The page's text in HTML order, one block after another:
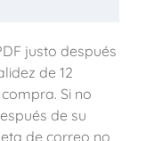
justo después
de 12
Si no
de su
de correo no